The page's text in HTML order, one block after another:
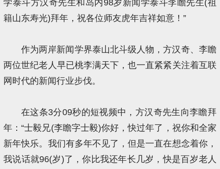
学泰斗方汉奇先生和岛内98岁新闻学泰斗李瞻先生(祖
籍山东寿光)拜年，祝各位师友虎年吉祥如意！”
作为两岸新闻学界泰山北斗级人物，方汉奇、李瞻
两位世纪老人早已桃李满天下，也一直紧紧关注着互联
网时代的新闻行业步伐。
在这条3分09秒的短视频中，方汉奇先生向李瞻拜
年：“士毅兄(李瞻字士毅)你好，快过年了，祝你和全家
新年快乐。我们有多年不见了，但是一直在想念着你，
我说话就96(岁)了，你比我还年长几岁，快是百岁老人